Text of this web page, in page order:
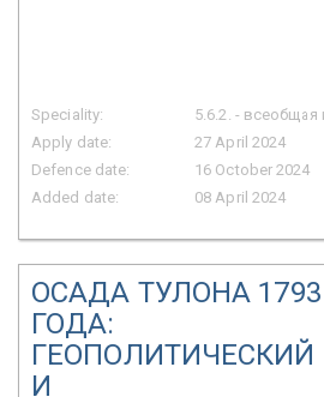
Speciality:
5.6.2. - всеобщая
Apply date:
27 April 2024
Defence date:
16 October 2024
Added date:
08 April 2024
ОСАДА ТУЛОНА 1793
ГОДА:
ГЕОПОЛИТИЧЕСКИЙ
И